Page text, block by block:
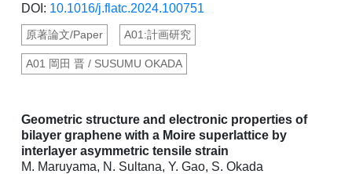
DOI: 10.1016/j.flatc.2024.100751
原著論文/Paper A01:計画研究
A01 岡田 晋 / SUSUMU OKADA
Geometric structure and electronic properties of
bilayer graphene with a Moire superlattice by
interlayer asymmetric tensile strain
M. Maruyama, N. Sultana, Y. Gao, S. Okada